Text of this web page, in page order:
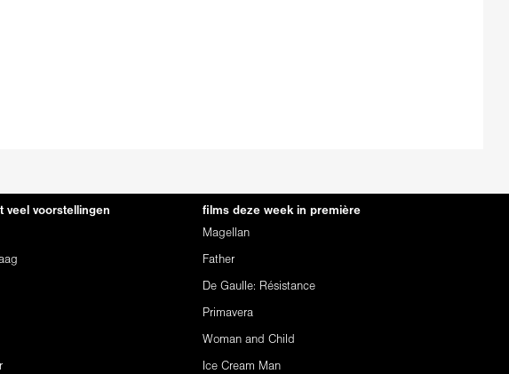
veel voorstellingen films deze week in première
Magellan
Father
De Gaulle: Résistance
Primavera
Woman and Child
Ice Cream Man